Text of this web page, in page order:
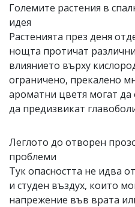
Големите растения в
идея
Растенията през деня
нощта протичат
влиянието върху
ограничено, прекалено
ароматни цветя могат
да предизвикат
Леглото до отворен
проблеми
Тук опасността не идва
и студен въздух, които
напрежение във врата